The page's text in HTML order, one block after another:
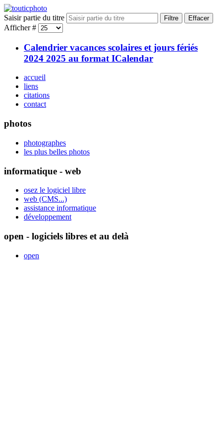
Saisir partie du titre Filtre Effacer
Afficher #
Calendrier vacances scolaires et jours fériés
2024 2025 au format ICalendar
accueil
liens
citations
contact
photos
photographes
les plus belles photos
informatique - web
osez le logiciel libre
web (CMS...)
assistance informatique
développement
open - logiciels libres et au delà
open